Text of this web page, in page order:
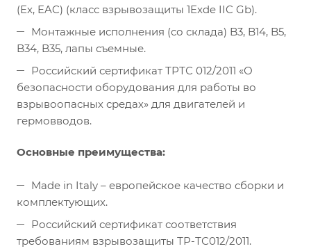
(Ex, EAC) (класс взрывозащиты 1Exde IIC Gb).
Монтажные исполнения (со склада) B3, B14, B5,
B34, B35, лапы съемные.
Российский сертификат ТРТС 012/2011 «О
безопасности оборудования для работы во
взрывоопасных средах» для двигателей и
гермовводов.
Основные преимущества:
Made in Italy – европейское качество сборки и
комплектующих.
Российский сертификат соответствия
требованиям взрывозащиты ТР-ТС012/2011.